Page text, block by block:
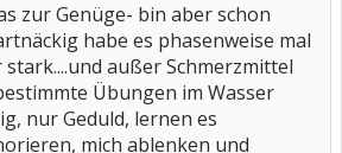
zur Genüge- bin aber schon
habe es phasenweise mal
außer Schmerzmittel
Übungen im Wasser
nur Geduld, lernen es
mich ablenken und